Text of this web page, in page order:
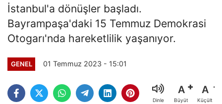
İstanbul'a dönüşler başladı.
Bayrampaşa'daki 15 Temmuz Demokrasi
Otogarı'nda hareketlilik yaşanıyor.
GENEL 01 Temmuz 2023 - 15:01
Dinle
A
Büyüt
A
Küçült